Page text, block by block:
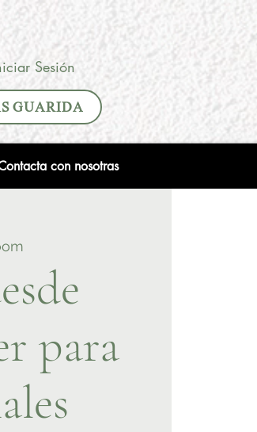
Sesión
GUARIDA
con nosotras
para